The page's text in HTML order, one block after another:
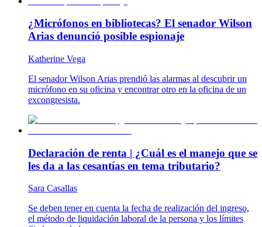
¿Micrófonos en bibliotecas? El senador Wilson
Arias denunció posible espionaje
Katherine Vega
El senador Wilson Arias prendió las alarmas al descubrir un
micrófono en su oficina y encontrar otro en la oficina de un
excongresista.
Declaración de renta | ¿Cuál es el manejo que se
les da a las cesantías en tema tributario?
Sara Casallas
Se deben tener en cuenta la fecha de realización del ingreso,
el método de liquidación laboral de la persona y los límites